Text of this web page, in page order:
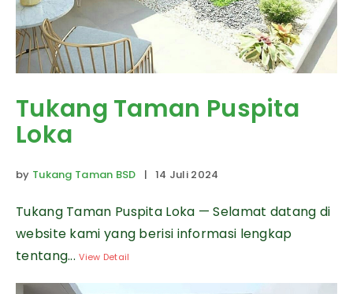
Tukang Taman Puspita
Loka
by Tukang Taman BSD | 14 Juli 2024
Tukang Taman Puspita Loka — Selamat datang di
website kami yang berisi informasi lengkap
tentang...View Detail